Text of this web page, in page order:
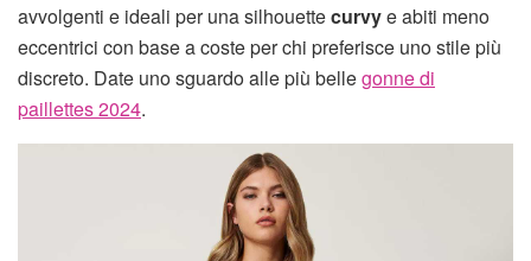
avvolgenti e ideali per una silhouettecurvye abiti meno
eccentrici con base a coste per chi preferisce uno stile più
discreto. Date uno sguardo alle più bellegonne di
paillettes 2024.